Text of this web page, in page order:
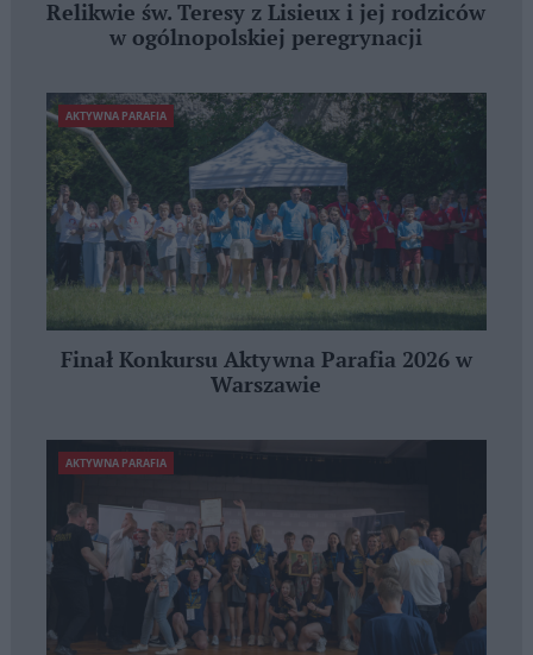
Relikwie św. Teresy z Lisieux i jej rodziców
w ogólnopolskiej peregrynacji
AKTYWNA PARAFIA
Finał Konkursu Aktywna Parafia 2026 w
Warszawie
AKTYWNA PARAFIA